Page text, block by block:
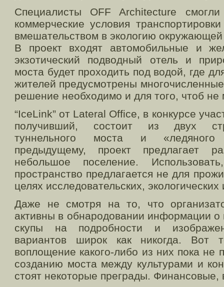
Специалисты OFF Architecture смогли
коммерческие условия
вмешательством в экологию
В проект входят автомобильные и
экзотический подводный отель и
моста будет проходить под водой, где
жителей предусмотрены
решение необходимо и для того, чтоб
“IceLink” от Lateral Office, в конкурсе
получивший, состоит из двух
туннельного моста и «ледяного
предыдущему, проект предлагает
небольшое поселение.
пространство предлагается не для
целях исследовательских,
Даже не смотря на то, что
активны в обнародовании информации о
скупы на подробности и
вариантов широк как никогда. Вот
воплощение какого-либо из них пока не
созданию моста между культурами и
стоят некоторые преграды. Финансовые,